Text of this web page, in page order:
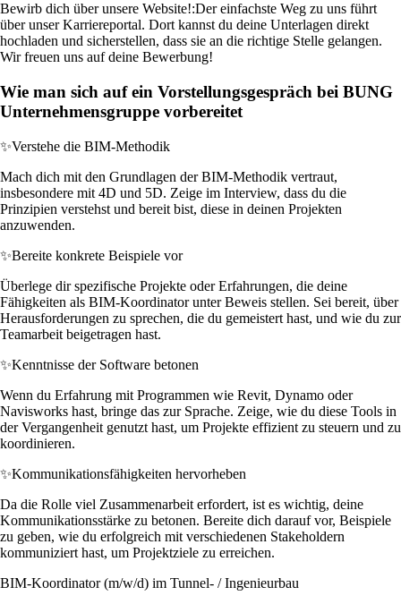
Bewirb dich über unsere Website!:Der einfachste Weg zu uns führt
über unser Karriereportal. Dort kannst du deine Unterlagen direkt
hochladen und sicherstellen, dass sie an die richtige Stelle gelangen.
Wir freuen uns auf deine Bewerbung!
Wie man sich auf ein Vorstellungsgespräch bei BUNG
Unternehmensgruppe vorbereitet
✨Verstehe die BIM-Methodik
Mach dich mit den Grundlagen der BIM-Methodik vertraut,
insbesondere mit 4D und 5D. Zeige im Interview, dass du die
Prinzipien verstehst und bereit bist, diese in deinen Projekten
anzuwenden.
✨Bereite konkrete Beispiele vor
Überlege dir spezifische Projekte oder Erfahrungen, die deine
Fähigkeiten als BIM-Koordinator unter Beweis stellen. Sei bereit, über
Herausforderungen zu sprechen, die du gemeistert hast, und wie du zur
Teamarbeit beigetragen hast.
✨Kenntnisse der Software betonen
Wenn du Erfahrung mit Programmen wie Revit, Dynamo oder
Navisworks hast, bringe das zur Sprache. Zeige, wie du diese Tools in
der Vergangenheit genutzt hast, um Projekte effizient zu steuern und zu
koordinieren.
✨Kommunikationsfähigkeiten hervorheben
Da die Rolle viel Zusammenarbeit erfordert, ist es wichtig, deine
Kommunikationsstärke zu betonen. Bereite dich darauf vor, Beispiele
zu geben, wie du erfolgreich mit verschiedenen Stakeholdern
kommuniziert hast, um Projektziele zu erreichen.
BIM-Koordinator (m/w/d) im Tunnel- / Ingenieurbau